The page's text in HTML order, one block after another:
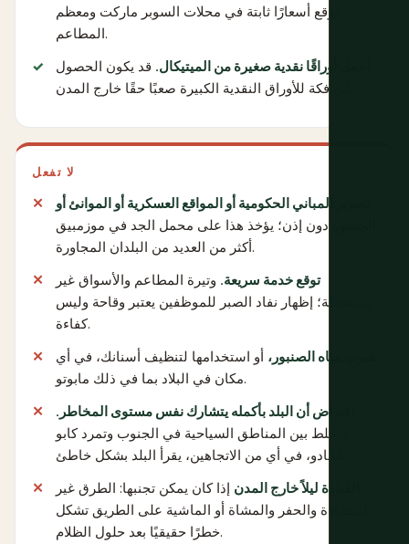
توقع أسعارًا ثابتة في محلات السوبر ماركت ومعظم
المطاعم.
احمل أوراقًا نقدية صغيرة من الميتيكال. قد يكون الحصول
لا تفعل
تصوير المباني الحكومية أو المواقع العسكرية أو الموانئ أو
دون إذن؛ يؤخذ هذا على محمل الجد في موزمبيق
أكثر من العديد من البلدان المجاورة.
توقع خدمة سريعة. وتيرة المطاعم والأسواق غير
مستعجلة؛ إظهار نفاد الصبر للموظفين يعتبر وقاحة وليس
كفاءة.
شرب مياه الصنبور، أو استخدامها لتنظيف أسنانك، في أي
مكان في البلاد بما في ذلك مابوتو.
افتراض أن البلد بأكمله يتشارك نفس مستوى المخاطر.
الخلط بين المناطق السياحية في الجنوب وتمرد كابو
القيادة ليلاً خارج المدن إذا كان يمكن تجنبها: الطرق غير
المضاءة والحفر والمشاة أو الماشية على الطريق تشكل
خطرًا حقيقيًا بعد حلول الظلام.